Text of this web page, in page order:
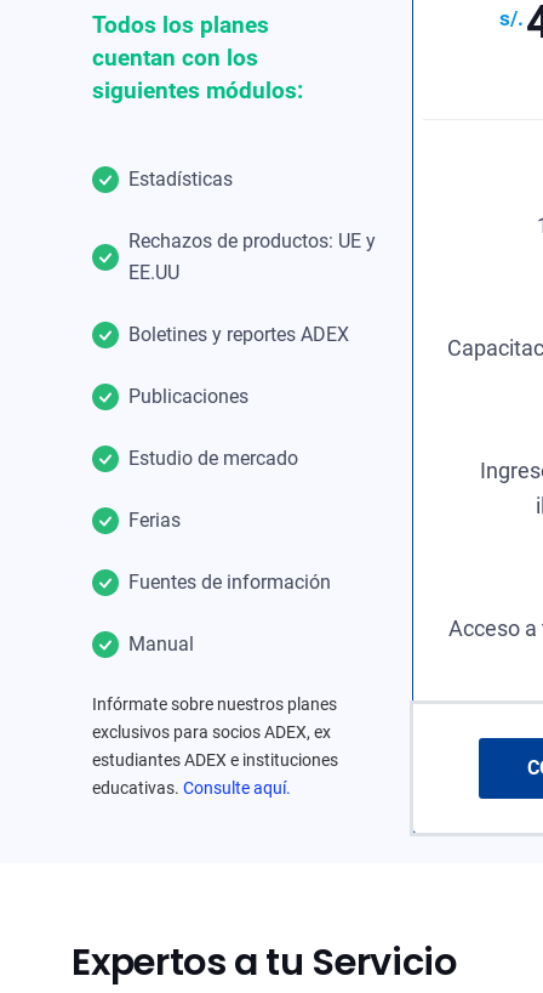
Todos los planes
cuentan con los
siguientes módulos:
Estadísticas
Rechazos de productos: UE y
EE.UU
Boletines y reportes ADEX
Publicaciones
Estudio de mercado
Ferias
Fuentes de información
Manual
Infórmate sobre nuestros planes
exclusivos para socios ADEX, ex
estudiantes ADEX e instituciones
educativas. Consulte aquí.
Acceso
Expertos a tu Servicio